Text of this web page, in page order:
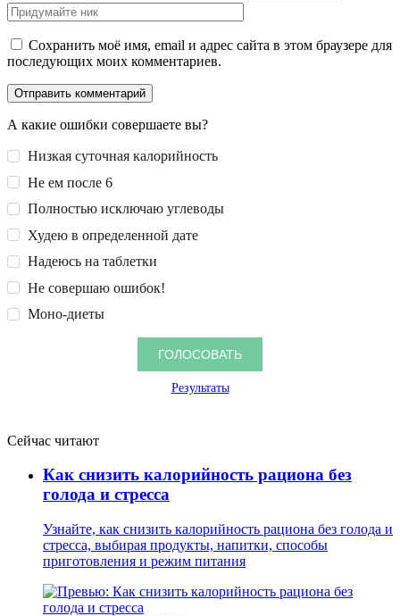
Сохранить моё имя, email и адрес сайта в этом браузере для
последующих моих комментариев.
А какие ошибки совершаете вы?
Низкая суточная калорийность
Не ем после 6
Полностью исключаю углеводы
Худею в определенной дате
Надеюсь на таблетки
Не совершаю ошибок!
Моно-диеты
Результаты
Сейчас читают
Как снизить калорийность рациона без
голода и стресса
Узнайте, как снизить калорийность рациона без голода и
стресса, выбирая продукты, напитки, способы
приготовления и режим питания